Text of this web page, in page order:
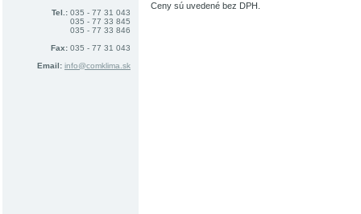
Tel.: 035 - 77 31 043
035 - 77 33 845
035 - 77 33 846
Fax: 035 - 77 31 043
Email: info@comklima.sk
Ceny sú uvedené bez DPH.